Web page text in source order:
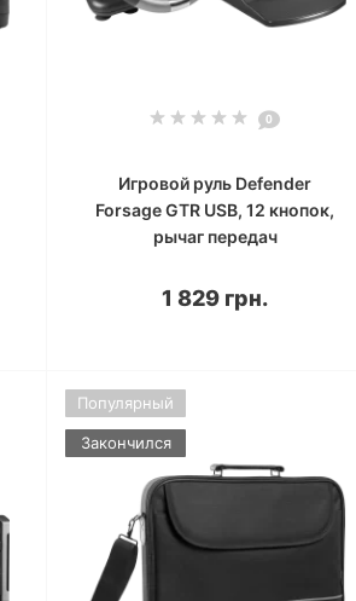
0
Игровой руль Defender
Forsage GTR USB, 12 кнопок,
рычаг передач
1 829 грн.
Популярный
Закончился